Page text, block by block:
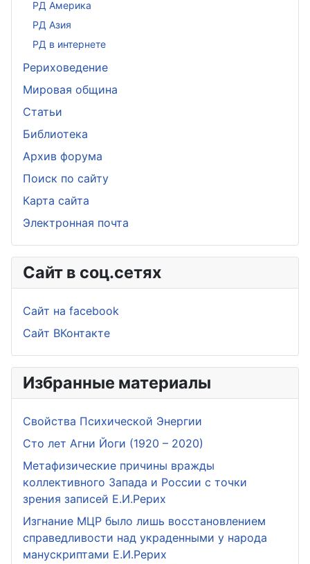
РД Америка
РД Азия
РД в интернете
Рериховедение
Мировая община
Статьи
Библиотека
Архив форума
Поиск по сайту
Карта сайта
Электронная почта
Сайт в соц.сетях
Сайт на facebook
Сайт ВКонтакте
Избранные материалы
Свойства Психической Энергии
Сто лет Агни Йоги (1920 – 2020)
Метафизические причины вражды
коллективного Запада и России с точки
зрения записей Е.И.Рерих
Изгнание МЦР было лишь восстановлением
справедливости над украденными у народа
манускриптами Е.И.Рерих